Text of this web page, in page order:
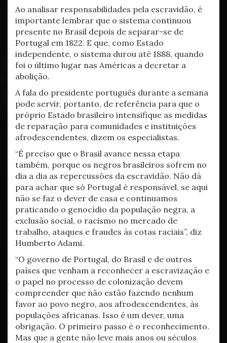
Ao analisar responsabilidades pela escravidão, é
importante lembrar que o sistema continuou
presente no Brasil depois de separar-se de
Portugal em 1822. E que, como Estado
independente, o sistema durou até 1888, quando
foi o último lugar nas Américas a decretar a
abolição.
A fala do presidente português durante a semana
pode servir, portanto, de referência para que o
próprio Estado brasileiro intensifique as medidas
de reparação para comunidades e instituições
afrodescendentes, dizem os especialistas.
“É preciso que o Brasil avance nessa etapa
também, porque os negros brasileiros sofrem no
dia a dia as repercussões da escravidão. Não dá
para achar que só Portugal é responsável, se aqui
não se faz o dever de casa e continuamos
praticando o genocídio da população negra, a
exclusão social, o racismo no mercado de
trabalho, ataques e fraudes às cotas raciais”, diz
Humberto Adami.
“O governo de Portugal, do Brasil e de outros
países que venham a reconhecer a escravização e
o papel no processo de colonização devem
compreender que não estão fazendo nenhum
favor ao povo negro, aos afrodescendentes, às
populações africanas. Isso é um dever, uma
obrigação. O primeiro passo é o reconhecimento.
Mas que a gente não leve mais anos ou séculos